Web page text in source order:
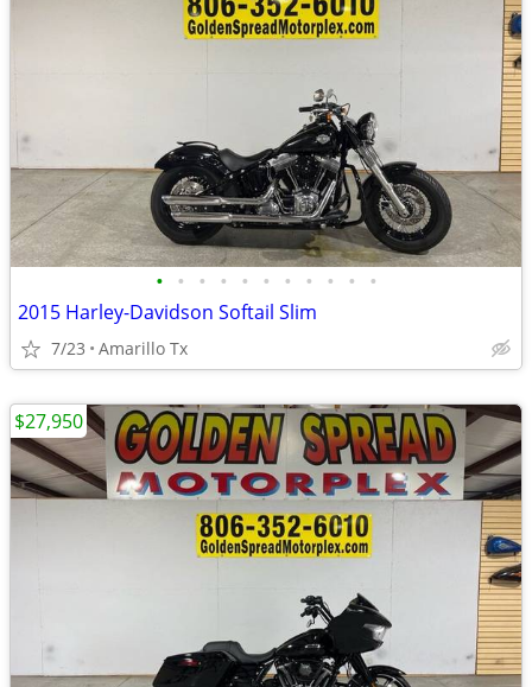
• • • • • • • • • • •
2015 Harley-Davidson Softail Slim
7/23 Amarillo Tx
$27,950